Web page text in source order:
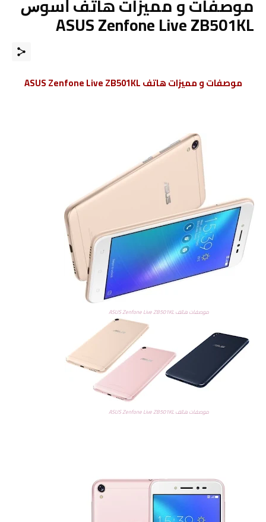
ASUS Zenfone Live ZB501KL
موصفات و مميزات هاتف ASUS Zenfone Live ZB501KL
موصفات هاتف ASUS Zenfone Live ZB501KL
موصفات هاتف ASUS Zenfone Live ZB501KL